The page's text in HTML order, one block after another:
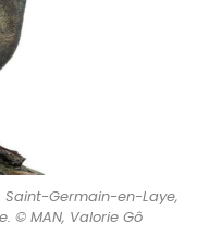
Saint-Germain-en-Laye,
© MAN, Valorie Gô